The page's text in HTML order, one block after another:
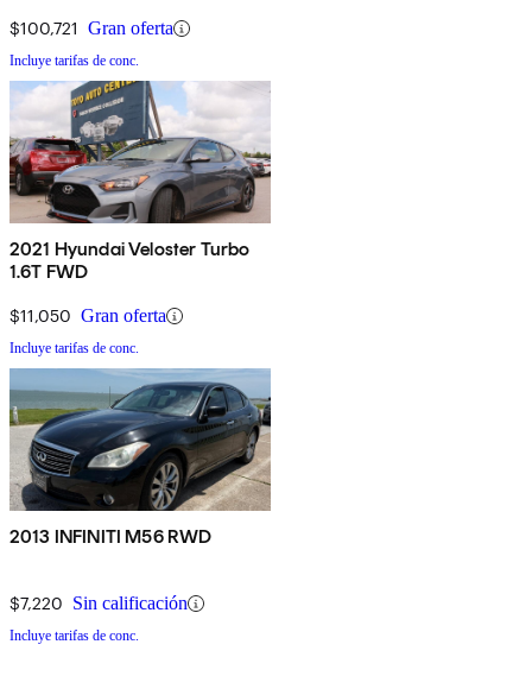
$100,721 Gran oferta
Incluye tarifas de conc.
2021 Hyundai Veloster Turbo
1.6T FWD
$11,050 Gran oferta
Incluye tarifas de conc.
2013 INFINITI M56 RWD
$7,220 Sin calificación
Incluye tarifas de conc.